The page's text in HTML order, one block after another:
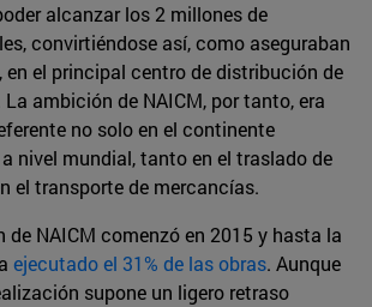
alcanzar los 2 millones de
convirtiéndose así, como aseguraban
en el principal centro de distribución de
ambición de NAICM, por tanto, era
no solo en el continente
nivel mundial, tanto en el traslado de
el transporte de mercancías.
NAICM comenzó en 2015 y hasta la
ejecutado el 31% de las obras. Aunque
supone un ligero retraso